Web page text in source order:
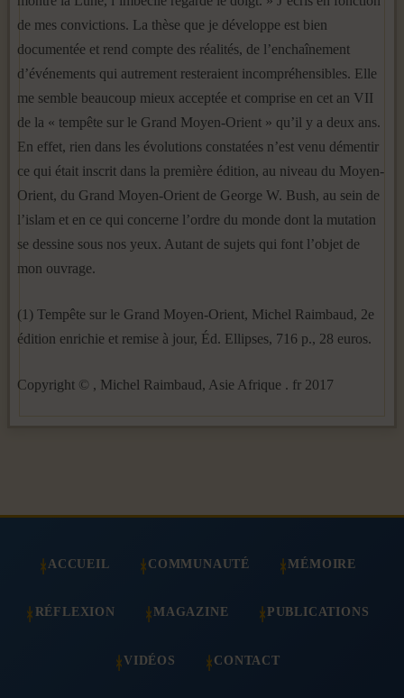
de mes convictions. La thèse que je développe est bien
documentée et rend compte des réalités, de l’enchaînement
d’événements qui autrement resteraient incompréhensibles. Elle
me semble beaucoup mieux acceptée et comprise en cet an VII
de la « tempête sur le Grand Moyen-Orient » qu’il y a deux ans.
En effet, rien dans les évolutions constatées n’est venu démentir
ce qui était inscrit dans la première édition, au niveau du Moyen-
Orient, du Grand Moyen-Orient de George W. Bush, au sein de
l’islam et en ce qui concerne l’ordre du monde dont la mutation
se dessine sous nos yeux. Autant de sujets qui font l’objet de
mon ouvrage.
(1) Tempête sur le Grand Moyen-Orient, Michel Raimbaud, 2e
édition enrichie et remise à jour, Éd. Ellipses, 716 p., 28 euros.
Copyright © , Michel Raimbaud, Asie Afrique . fr 2017
ACCUEIL COMMUNAUTÉ MÉMOIRE
RÉFLEXION MAGAZINE PUBLICATIONS
VIDÉOS CONTACT